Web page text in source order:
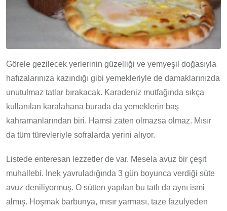
Görele gezilecek yerlerinin güzelliği ve yemyeşil doğasıyla
hafızalarınıza kazındığı gibi yemekleriyle de damaklarınızda
unutulmaz tatlar bırakacak. Karadeniz mutfağında sıkça
kullanılan karalahana burada da yemeklerin baş
kahramanlarından biri. Hamsi zaten olmazsa olmaz. Mısır
da tüm türevleriyle sofralarda yerini alıyor.
Listede enteresan lezzetler de var. Mesela avuz bir çeşit
muhallebi. İnek yavruladığında 3 gün boyunca verdiği süte
avuz deniliyormuş. O sütten yapılan bu tatlı da aynı ismi
almış. Hoşmak barbunya, mısır yarması, taze fazulyeden